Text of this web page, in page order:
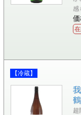
感
【冷蔵】
超